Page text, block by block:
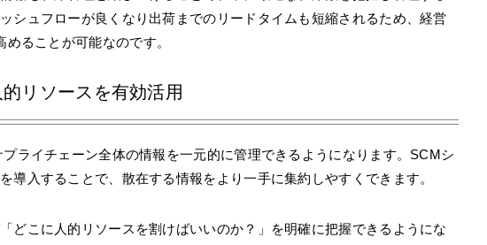
シュフローが良くなり出荷までのリードタイムも短縮されるため、経営
めることが可能なのです。
リソースを有効活用
ライチェーン全体の情報を一元的に管理できるようになります。SCMシ
導入することで、散在する情報をより一手に集約しやすくできます。
どこに人的リソースを割けばいいのか？」を明確に把握できるようにな